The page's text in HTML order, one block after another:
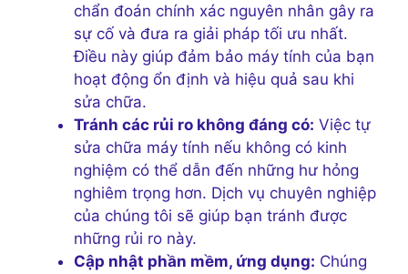
chẩn đoán chính xác nguyên nhân gây ra
sự cố và đưa ra giải pháp tối ưu nhất.
Điều này giúp đảm bảo máy tính của bạn
hoạt động ổn định và hiệu quả sau khi
sửa chữa.
Tránh các rủi ro không đáng có: Việc tự
sửa chữa máy tính nếu không có kinh
nghiệm có thể dẫn đến những hư hỏng
nghiêm trọng hơn. Dịch vụ chuyên nghiệp
của chúng tôi sẽ giúp bạn tránh được
những rủi ro này.
Cập nhật phần mềm, ứng dụng: Chúng